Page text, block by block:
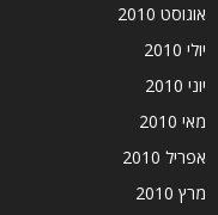
אוגוסט 2010
יולי 2010
יוני 2010
מאי 2010
אפריל 2010
מרץ 2010